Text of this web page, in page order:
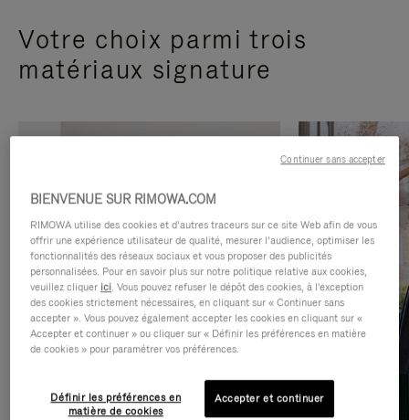
Votre choix parmi trois
matériaux signature
BIENVENUE SUR RIMOWA.COM
RIMOWA utilise des cookies et d’autres traceurs sur ce site Web afin de vous
offrir une expérience utilisateur de qualité, mesurer l’audience, optimiser les
fonctionnalités des réseaux sociaux et vous proposer des publicités
personnalisées. Pour en savoir plus sur notre politique relative aux cookies,
veuillez cliquer ici. Vous pouvez refuser le dépôt des cookies, à l'exception
des cookies strictement nécessaires, en cliquant sur « Continuer sans
accepter ». Vous pouvez également accepter les cookies en cliquant sur «
Accepter et continuer » ou cliquer sur « Définir les préférences en matière
de cookies » pour paramétrer vos préférences.
Définir les préférences en
matière de cookies
Accepter et continuer
Continuer sans accepter